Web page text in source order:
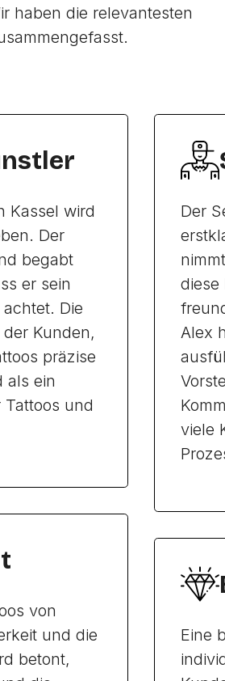
haben die relevantesten
Kassel wird
Der
begabt
er sein
Die
Kunden,
präzise
als ein
und
von
und die
betont,
Der
diese
Alex
viele
Eine